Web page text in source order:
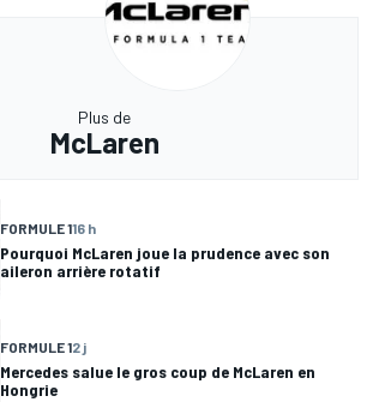
Plus de
McLaren
FORMULE 116 h
Pourquoi McLaren joue la prudence avec son
aileron arrière rotatif
FORMULE 12 j
Mercedes salue le gros coup de McLaren en
Hongrie